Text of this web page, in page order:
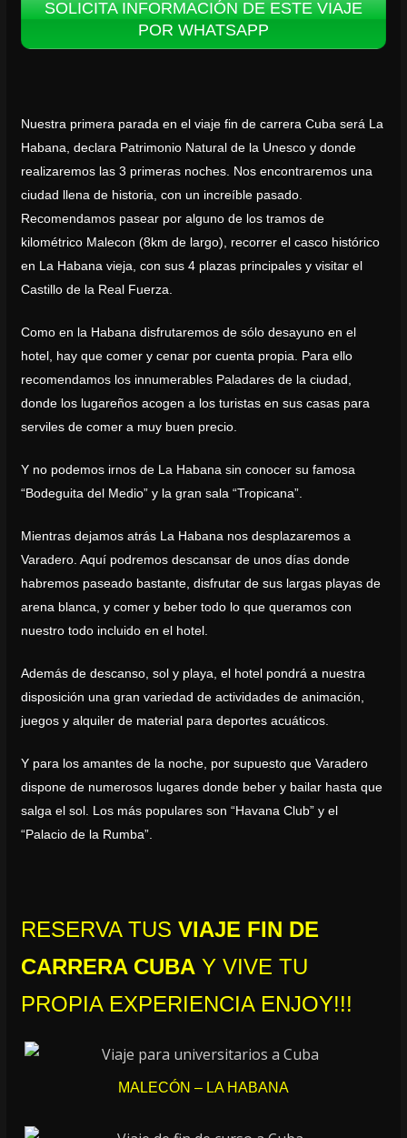
SOLICITA INFORMACIÓN DE ESTE VIAJE
POR WHATSAPP
Nuestra primera parada en el viaje fin de carrera Cuba será La
Habana, declara Patrimonio Natural de la Unesco y donde
realizaremos las 3 primeras noches. Nos encontraremos una
ciudad llena de historia, con un increíble pasado.
Recomendamos pasear por alguno de los tramos de
kilométrico Malecon (8km de largo), recorrer el casco histórico
en La Habana vieja, con sus 4 plazas principales y visitar el
Castillo de la Real Fuerza.
Como en la Habana disfrutaremos de sólo desayuno en el
hotel, hay que comer y cenar por cuenta propia. Para ello
recomendamos los innumerables Paladares de la ciudad,
donde los lugareños acogen a los turistas en sus casas para
serviles de comer a muy buen precio.
Y no podemos irnos de La Habana sin conocer su famosa
“Bodeguita del Medio” y la gran sala “Tropicana”.
Mientras dejamos atrás La Habana nos desplazaremos a
Varadero. Aquí podremos descansar de unos días donde
habremos paseado bastante, disfrutar de sus largas playas de
arena blanca, y comer y beber todo lo que queramos con
nuestro todo incluido en el hotel.
Además de descanso, sol y playa, el hotel pondrá a nuestra
disposición una gran variedad de actividades de animación,
juegos y alquiler de material para deportes acuáticos.
Y para los amantes de la noche, por supuesto que Varadero
dispone de numerosos lugares donde beber y bailar hasta que
salga el sol. Los más populares son “Havana Club” y el
“Palacio de la Rumba”.
RESERVA TUS VIAJE FIN DE
CARRERA CUBAY VIVE TU
PROPIA EXPERIENCIA ENJOY!!!
MALECÓN – LA HABANA